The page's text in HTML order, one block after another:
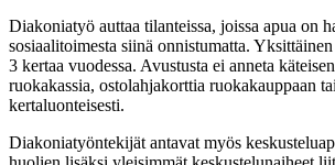
Diakoniatyö auttaa tilanteissa, joissa apua on
sosiaalitoimesta siinä onnistumatta.
3 kertaa vuodessa. Avustusta ei anneta
ruokakassia, ostolahjakorttia ruokakauppaan
kertaluonteisesti.
Diakoniatyöntekijät antavat myös